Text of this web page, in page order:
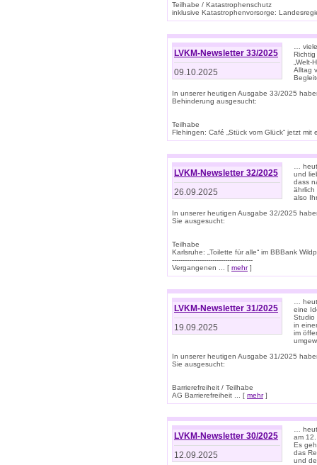
Teilhabe / Katastrophenschutz
inklusive Katastrophenvorsorge:
LVKM-Newsletter 33/2025
09.10.2025
…
Alltag
In unserer heutigen Ausgabe 33/2025
Behinderung ausgesucht:
Teilhabe
Flehingen: Café „Stück vom Glück“ jetzt mit
LVKM-Newsletter 32/2025
26.09.2025
…
und
dass
ährlich
also
In unserer heutigen Ausgabe 32/2025
Sie ausgesucht:
Teilhabe
Karlsruhe: „Toilette für alle“ im BBBank
--------------------------------------
Vergangenen ... [ mehr]
LVKM-Newsletter 31/2025
19.09.2025
…
eine
Studio
in
im
In unserer heutigen Ausgabe 31/2025
Sie ausgesucht:
Barrierefreiheit / Teilhabe
AG Barrierefreiheit ... [ mehr]
LVKM-Newsletter 30/2025
12.09.2025
…
am
Es
das
und